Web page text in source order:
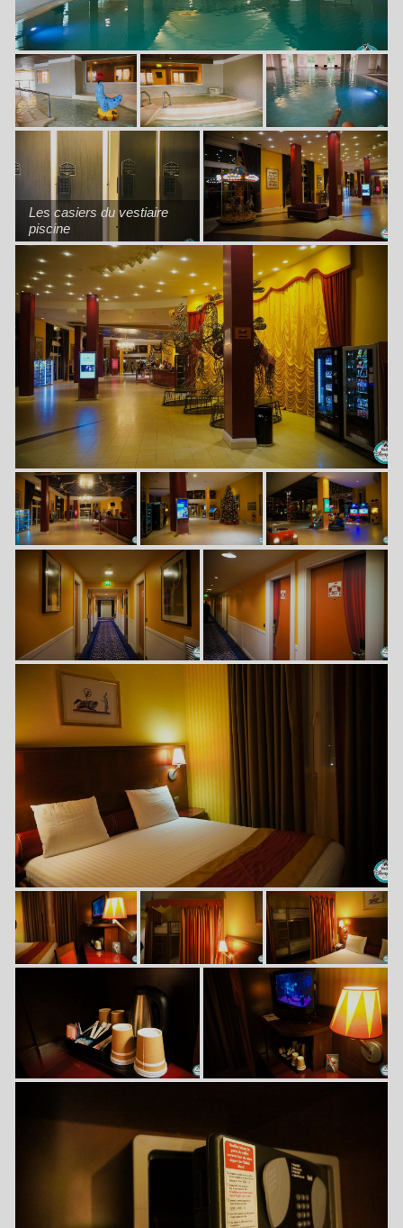
Les casiers du vestiaire
piscine